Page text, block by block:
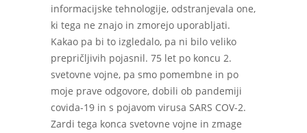
informacijske tehnologije, odstranjevala one,
ki tega ne znajo in zmorejo uporabljati.
Kakao pa bi to izgledalo, pa ni bilo veliko
prepričljivih pojasnil. 75 let po koncu 2.
svetovne vojne, pa smo pomembne in po
moje prave odgovore, dobili ob pandemiji
covida-19 in s pojavom virusa SARS COV-2.
Zardi tega konca svetovne vojne in zmage